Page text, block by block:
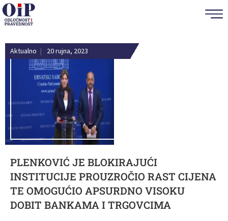
Aktualno | 20 rujna, 2023
PLENKOVIĆ JE BLOKIRAJUĆI
INSTITUCIJE PROUZROČIO RAST CIJENA
TE OMOGUĆIO APSURDNO VISOKU
DOBIT BANKAMA I TRGOVCIMA